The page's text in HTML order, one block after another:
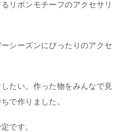
リボンモチーフのアクセサリ
シーズンにぴったりのアクセ
たい。作った物をみんなで見
で作りました。
です。